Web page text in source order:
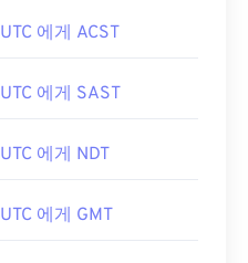
UTC 에게 ACST
UTC 에게 SAST
UTC 에게 NDT
UTC 에게 GMT